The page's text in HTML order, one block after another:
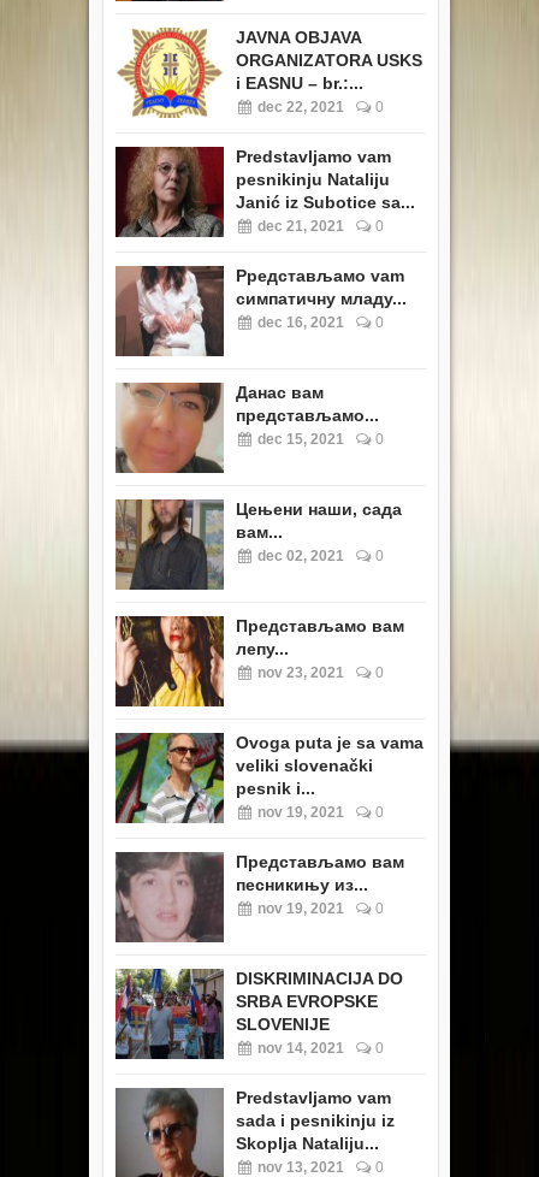
JAVNA OBJAVA
ORGANIZATORA USKS
i EASNU – br.:...
dec 22, 2021 0
Predstavljamo vam
pesnikinju Nataliju
Janić iz Subotice sa...
dec 21, 2021 0
Pредстављамо vam
симпатичну младу...
dec 16, 2021 0
Данас вам
представљамо...
dec 15, 2021 0
Цењени наши, сада
вам...
dec 02, 2021 0
Представљамо вам
лепу...
nov 23, 2021 0
Ovoga puta je sa vama
veliki slovenački
pesnik i...
nov 19, 2021 0
Представљамо вам
песникињу из...
nov 19, 2021 0
DISKRIMINACIJA DO
SRBA EVROPSKE
SLOVENIJE
nov 14, 2021 0
Predstavljamo vam
sada i pesnikinju iz
Skoplja Nataliju...
nov 13, 2021 0